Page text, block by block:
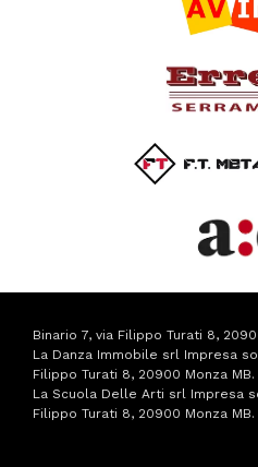
Binario 7, via Filippo Turati 8,
La Danza Immobile srl Impresa
Filippo Turati 8, 20900 Monza MB.
La Scuola Delle Arti srl Impresa
Filippo Turati 8, 20900 Monza